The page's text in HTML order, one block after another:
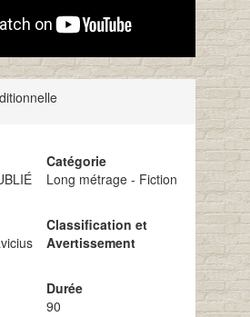
Catégorie
Long métrage - Fiction
Classification et
Avertissement
Durée
90